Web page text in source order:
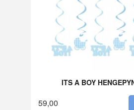
ITS A BOY
59,00